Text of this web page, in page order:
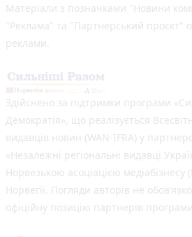
Матеріали з позначками "Новини
"Реклама" та "Партнерський проєкт"
реклами.
Здійснено за підтримки програми
Демократія», що реалізується
видавців новин (WAN-IFRA) у
«Незалежні регіональні видавці
Норвезькою асоціацією медіабізнесу
Норвегії. Погляди авторів не
офіційну позицію партнерів програми.